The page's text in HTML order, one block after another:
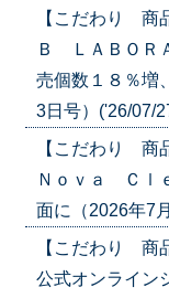
【こだわり 商
Ｂ ＬＡＢＯＲ
売個数１８％増
3日号）('26/07/
【こだわり
Ｎｏｖａ Ｃｌ
面に（2026年7
【こだわり 商
公式オンライン